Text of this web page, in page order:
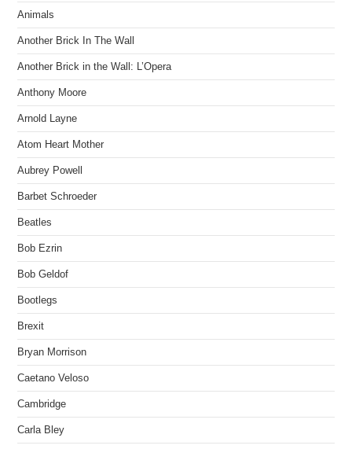
Animals
Another Brick In The Wall
Another Brick in the Wall: L’Opera
Anthony Moore
Arnold Layne
Atom Heart Mother
Aubrey Powell
Barbet Schroeder
Beatles
Bob Ezrin
Bob Geldof
Bootlegs
Brexit
Bryan Morrison
Caetano Veloso
Cambridge
Carla Bley